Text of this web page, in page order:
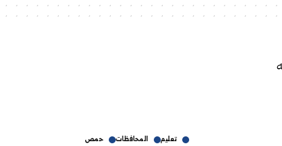
تعليم المحافظات حمص